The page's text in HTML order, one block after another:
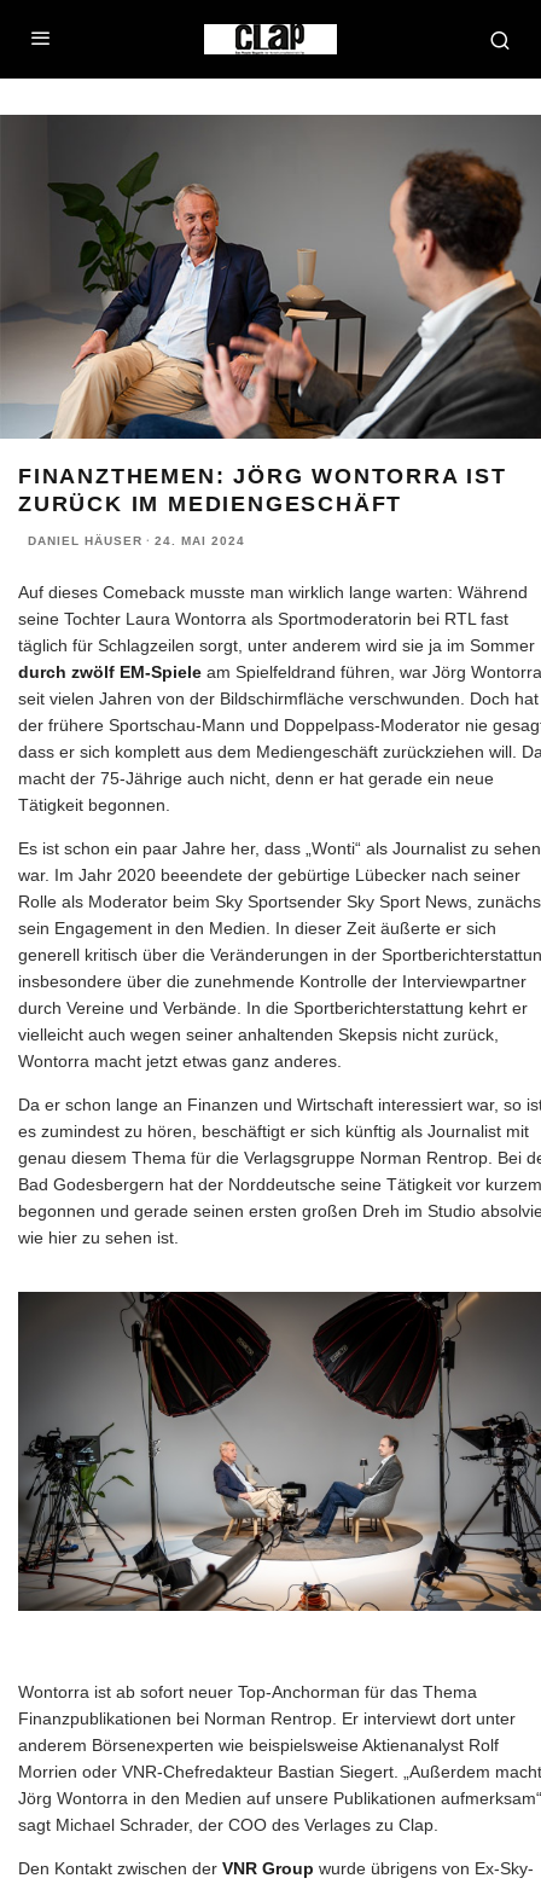
FINANZTHEMEN: JÖRG WONTORRA IST
ZURÜCK IM MEDIENGESCHÄFT
DANIEL HÄUSER · 24. MAI 2024
Auf dieses Comeback musste man wirklich lange warten: Während
seine Tochter Laura Wontorra als Sportmoderatorin bei RTL fast
täglich für Schlagzeilen sorgt, unter anderem wird sie ja im Sommer
durch zwölf EM-Spiele am Spielfeldrand führen, war Jörg Wontorra
seit vielen Jahren von der Bildschirmfläche verschwunden. Doch hat
der frühere Sportschau-Mann und Doppelpass-Moderator nie
dass er sich komplett aus dem Mediengeschäft zurückziehen will.
macht der 75-Jährige auch nicht, denn er hat gerade ein neue
Tätigkeit begonnen.
Es ist schon ein paar Jahre her, dass „Wonti“ als Journalist zu sehen
war. Im Jahr 2020 beeendete der gebürtige Lübecker nach seiner
Rolle als Moderator beim Sky Sportsender Sky Sport News,
sein Engagement in den Medien. In dieser Zeit äußerte er sich
generell kritisch über die Veränderungen in der
insbesondere über die zunehmende Kontrolle der Interviewpartner
durch Vereine und Verbände. In die Sportberichterstattung kehrt er
vielleicht auch wegen seiner anhaltenden Skepsis nicht zurück,
Wontorra macht jetzt etwas ganz anderes.
Da er schon lange an Finanzen und Wirtschaft interessiert war, so
es zumindest zu hören, beschäftigt er sich künftig als Journalist mit
genau diesem Thema für die Verlagsgruppe Norman Rentrop. Bei
Bad Godesbergern hat der Norddeutsche seine Tätigkeit vor kurzem
begonnen und gerade seinen ersten großen Dreh im Studio
wie hier zu sehen ist.
Wontorra ist ab sofort neuer Top-Anchorman für das Thema
Finanzpublikationen bei Norman Rentrop. Er interviewt dort unter
anderem Börsenexperten wie beispielsweise Aktienanalyst Rolf
Morrien oder VNR-Chefredakteur Bastian Siegert. „Außerdem macht
Jörg Wontorra in den Medien auf unsere Publikationen
sagt Michael Schrader, der COO des Verlages zu Clap.
Den Kontakt zwischen der VNR Group wurde übrigens von Ex-Sky-